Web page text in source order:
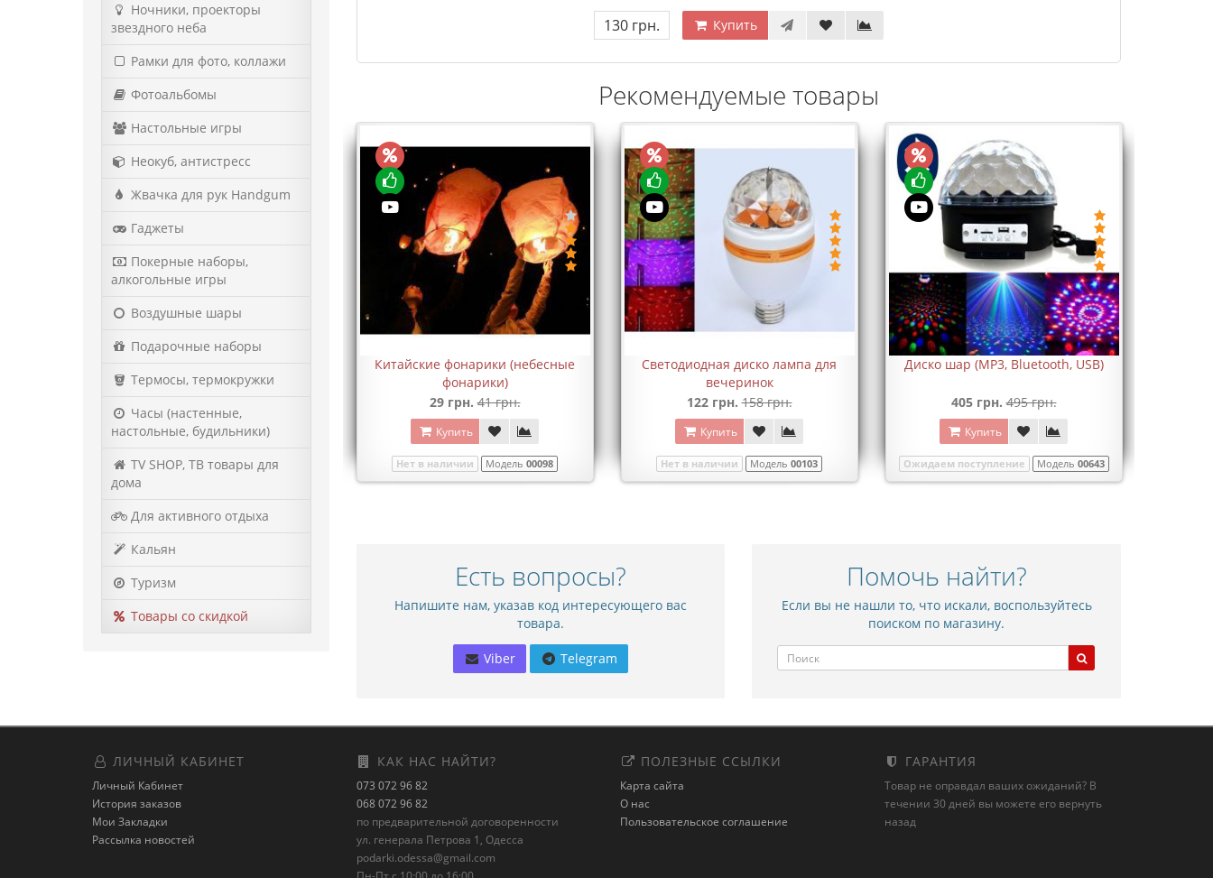
Ночники, проекторы
звездного неба
Рамки для фото, коллажи
Фотоальбомы
Настольные игры
Неокуб, антистресс
Жвачка для рук Handgum
Гаджеты
Покерные наборы,
алкогольные игры
Воздушные шары
Подарочные наборы
Термосы, термокружки
Часы (настенные,
настольные, будильники)
TV SHOP, ТВ товары для
дома
Для активного отдыха
Кальян
Туризм
Товары со скидкой
130 грн. Купить
Рекомендуемые товары
Китайские фонарики (небесные
фонарики)
29 грн. 41 грн.
Купить
Нет в наличии Модель 00098
Светодиодная диско лампа для
вечеринок
122 грн. 158 грн.
Купить
Нет в наличии Модель 00103
Диско шар (MP3, Bluetooth, USB)
405 грн. 495 грн.
Купить
Ожидаем поступление Модель 00643
Есть вопросы?
Напишите нам, указав код интересующего вас
товара.
Viber Telegram
Помочь найти?
Если вы не нашли то, что искали, воспользуйтесь
поиском по магазину.
ЛИЧНЫЙ КАБИНЕТ
Личный Кабинет
История заказов
Мои Закладки
Рассылка новостей
КАК НАС НАЙТИ?
073 072 96 82
068 072 96 82
по предварительной договоренности
ул. генерала Петрова 1, Одесса
podarki.odessa@gmail.com
ПОЛЕЗНЫЕ ССЫЛКИ
Карта сайта
О нас
Пользовательское соглашение
ГАРАНТИЯ
Товар не оправдал ваших ожиданий? В
течении 30 дней вы можете его вернуть
назад